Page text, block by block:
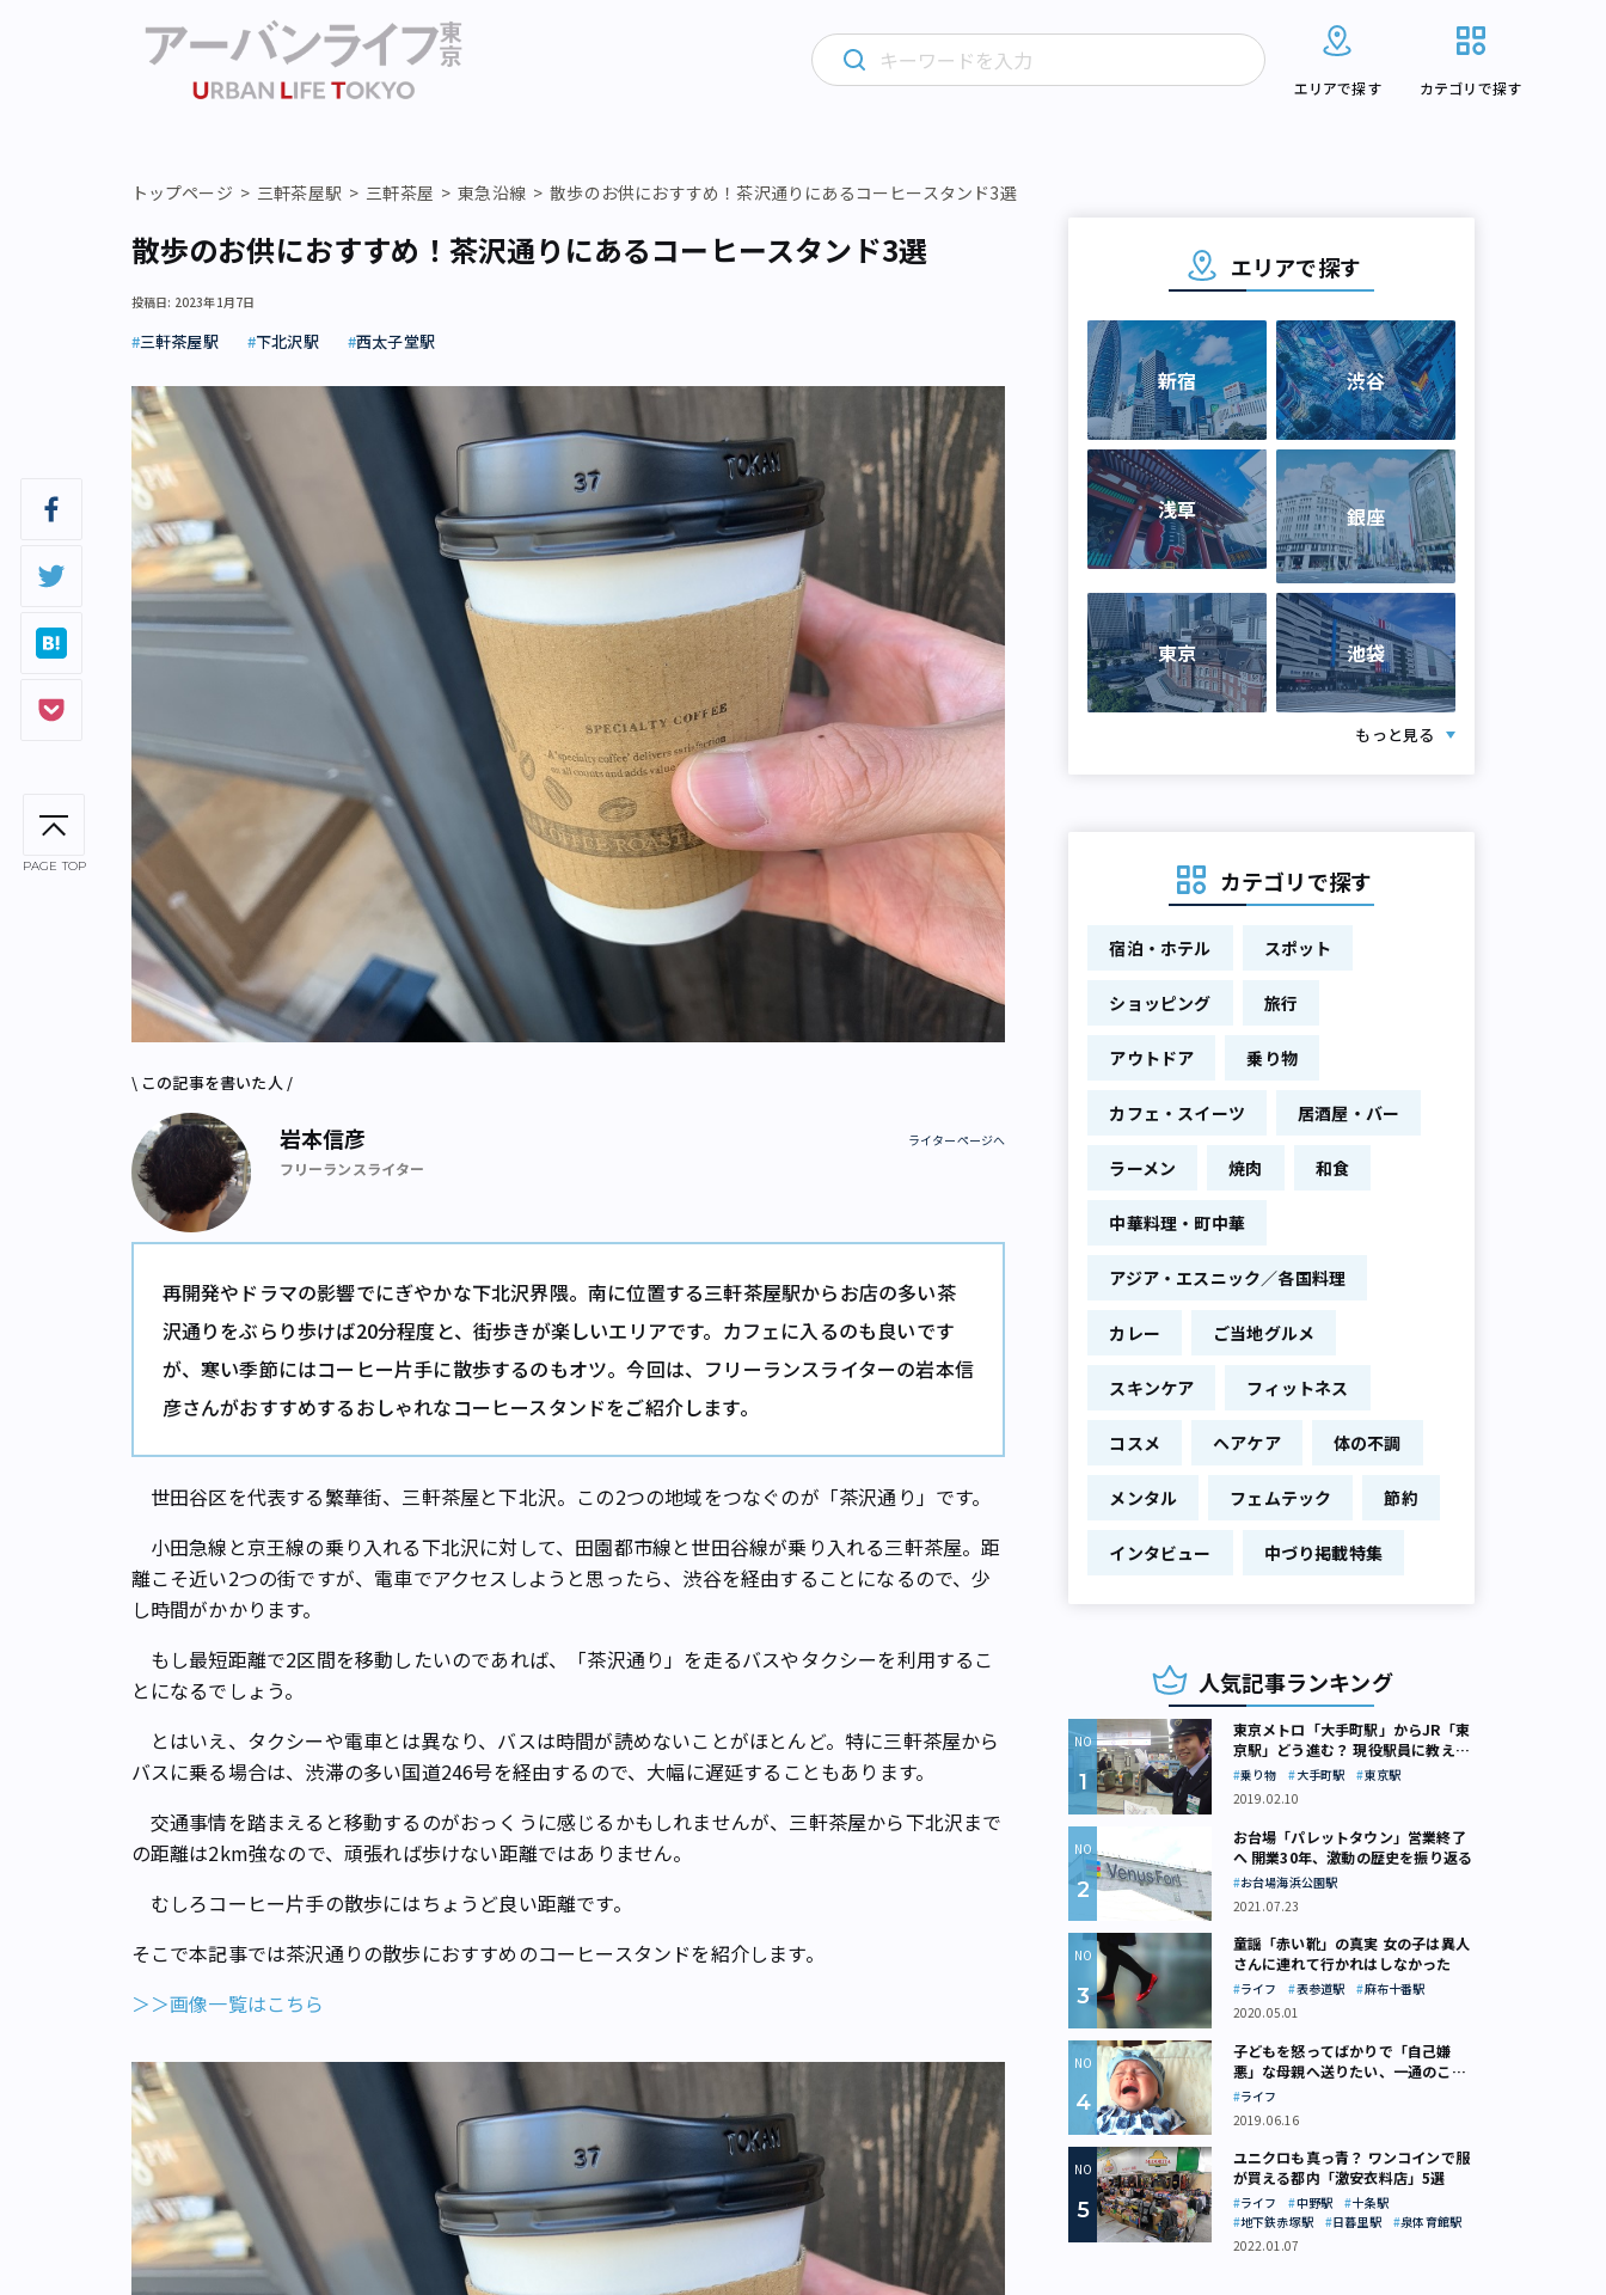
エリアで探す カテゴリで探す
PAGE TOP
トップページ 三軒茶屋駅 三軒茶屋 東急沿線 散歩のお供におすすめ！茶沢通りにあるコーヒースタンド3選
散歩のお供におすすめ！茶沢通りにあるコーヒースタンド3選
投稿日: 2023年1月7日
三軒茶屋駅 下北沢駅 西太子堂駅
\ この記事を書いた人 /
岩本信彦
フリーランスライター
ライターページへ
再開発やドラマの影響でにぎやかな下北沢界隈。南に位置する三軒茶屋駅からお店の多い茶
沢通りをぶらり歩けば20分程度と、街歩きが楽しいエリアです。カフェに入るのも良いです
が、寒い季節にはコーヒー片手に散歩するのもオツ。今回は、フリーランスライターの岩本信
彦さんがおすすめするおしゃれなコーヒースタンドをご紹介します。
世田谷区を代表する繁華街、三軒茶屋と下北沢。この2つの地域をつなぐのが「茶沢通り」です。
小田急線と京王線の乗り入れる下北沢に対して、田園都市線と世田谷線が乗り入れる三軒茶屋。距
離こそ近い2つの街ですが、電車でアクセスしようと思ったら、渋谷を経由することになるので、少
し時間がかかります。
もし最短距離で2区間を移動したいのであれば、「茶沢通り」を走るバスやタクシーを利用するこ
とになるでしょう。
とはいえ、タクシーや電車とは異なり、バスは時間が読めないことがほとんど。特に三軒茶屋から
バスに乗る場合は、渋滞の多い国道246号を経由するので、大幅に遅延することもあります。
交通事情を踏まえると移動するのがおっくうに感じるかもしれませんが、三軒茶屋から下北沢まで
の距離は2km強なので、頑張れば歩けない距離ではありません。
むしろコーヒー片手の散歩にはちょうど良い距離です。
そこで本記事では茶沢通りの散歩におすすめのコーヒースタンドを紹介します。
＞＞画像一覧はこちら
エリアで探す
新宿 渋谷
浅草 銀座
東京 池袋
もっと見る
カテゴリで探す
宿泊・ホテル スポット
ショッピング 旅行
アウトドア 乗り物
カフェ・スイーツ 居酒屋・バー
ラーメン 焼肉 和食
中華料理・町中華
アジア・エスニック／各国料理
カレー ご当地グルメ
スキンケア フィットネス
コスメ ヘアケア 体の不調
メンタル フェムテック 節約
インタビュー 中づり掲載特集
人気記事ランキング
東京メトロ「大手町駅」からJR「東
京駅」どう進む？ 現役駅員に教えて
もらいました
乗り物 大手町駅
東京駅
2019.02.10
お台場「パレットタウン」営業終了
へ 開業30年、激動の歴史を振り返る
お台場海浜公園駅
2021.07.23
童謡「赤い靴」の真実 女の子は異人
さんに連れて行かれはしなかった
ライフ 表参道駅
麻布十番駅
2020.05.01
子どもを怒ってばかりで「自己嫌
悪」な母親へ送りたい、一通のここ
ろの処方箋
ライフ
2019.06.16
ユニクロも真っ青？ ワンコインで服
が買える都内「激安衣料店」5選
ライフ 中野駅
十条駅
地下鉄赤塚駅
日暮里駅
泉体育館駅
2022.01.07